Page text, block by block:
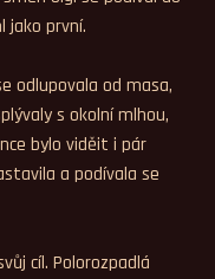
jako první.
odlupovala od masa,
s okolní mlhou,
bylo viděit i pár
a podívala se
cíl. Polorozpadlá